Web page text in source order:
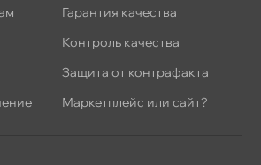
Гарантия качества
Контроль качества
Защита от контрафакта
Маркетплейс или сайт?